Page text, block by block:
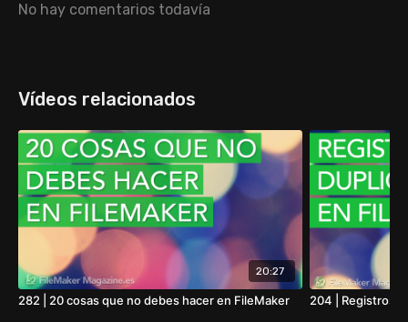
No hay comentarios todavía
Vídeos relacionados
20:27
282 | 20 cosas que no debes hacer en FileMaker 204 | Registros